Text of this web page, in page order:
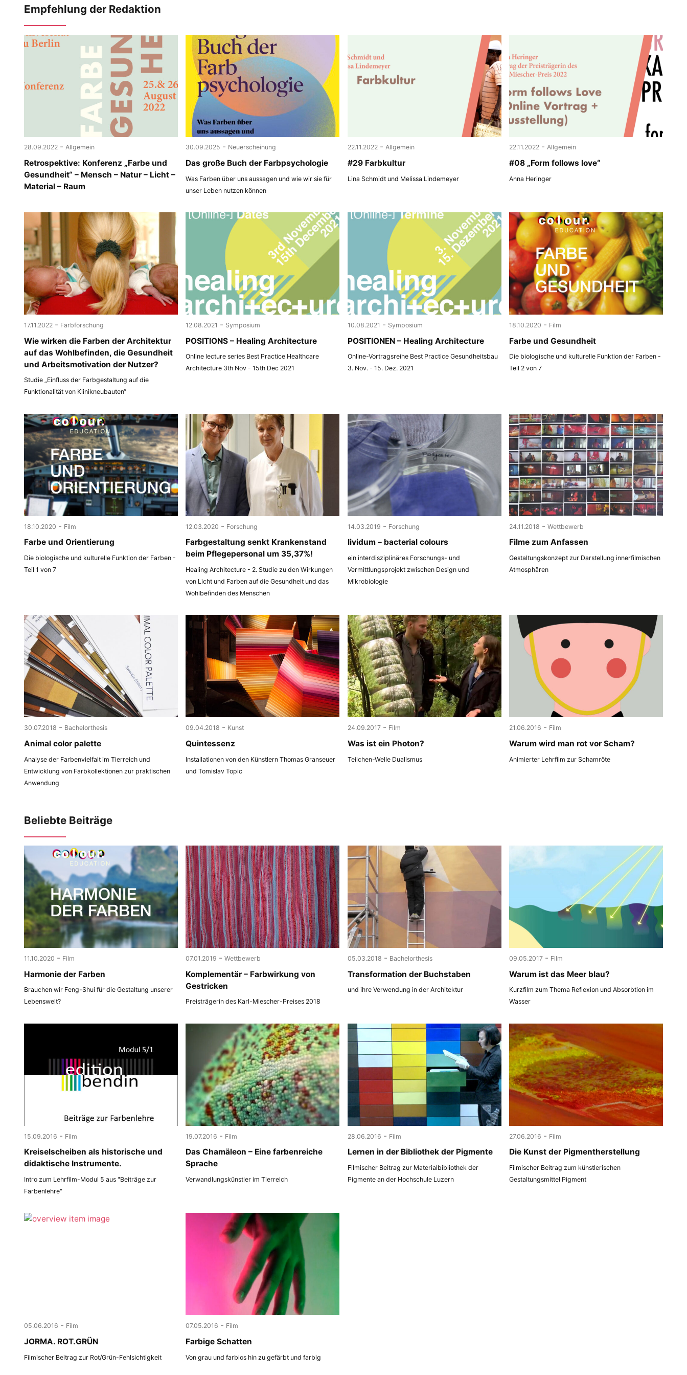
Empfehlung der Redaktion
28.09.2022 - Allgemein
Retrospektive: Konferenz „Farbe und
Gesundheit“ – Mensch – Natur – Licht –
Material – Raum
30.09.2025 - Neuerscheinung
Das große Buch der Farbpsychologie
Was Farben über uns aussagen und wie wir sie für
unser Leben nutzen können
22.11.2022 - Allgemein
#29 Farbkultur
Lina Schmidt und Melissa Lindemeyer
22.11.2022 - Allgemein
#08 „Form follows love“
Anna Heringer
17.11.2022 - Farbforschung
Wie wirken die Farben der Architektur
auf das Wohlbefinden, die Gesundheit
und Arbeitsmotivation der Nutzer?
Studie „Einfluss der Farbgestaltung auf die
Funktionalität von Klinikneubauten“
12.08.2021 - Symposium
POSITIONS – Healing Architecture
Online lecture series Best Practice Healthcare
Architecture 3th Nov - 15th Dec 2021
10.08.2021 - Symposium
POSITIONEN – Healing Architecture
Online-Vortragsreihe Best Practice Gesundheitsbau
3. Nov. - 15. Dez. 2021
18.10.2020 - Film
Farbe und Gesundheit
Die biologische und kulturelle Funktion der Farben -
Teil 2 von 7
18.10.2020 - Film
Farbe und Orientierung
Die biologische und kulturelle Funktion der Farben -
Teil 1 von 7
12.03.2020 - Forschung
Farbgestaltung senkt Krankenstand
beim Pflegepersonal um 35,37%!
Healing Architecture - 2. Studie zu den Wirkungen
von Licht und Farben auf die Gesundheit und das
Wohlbefinden des Menschen
14.03.2019 - Forschung
lividum – bacterial colours
ein interdisziplinäres Forschungs- und
Vermittlungsprojekt zwischen Design und
Mikrobiologie
24.11.2018 - Wettbewerb
Filme zum Anfassen
Gestaltungskonzept zur Darstellung innerfilmischen
Atmosphären
30.07.2018 - Bachelorthesis
Animal color palette
Analyse der Farbenvielfalt im Tierreich und
Entwicklung von Farbkollektionen zur praktischen
Anwendung
09.04.2018 - Kunst
Quintessenz
Installationen von den Künstlern Thomas Granseuer
und Tomislav Topic
24.09.2017 - Film
Was ist ein Photon?
Teilchen-Welle Dualismus
21.06.2016 - Film
Warum wird man rot vor Scham?
Animierter Lehrfilm zur Schamröte
Beliebte Beiträge
11.10.2020 - Film
Harmonie der Farben
Brauchen wir Feng-Shui für die Gestaltung unserer
Lebenswelt?
07.01.2019 - Wettbewerb
Komplementär – Farbwirkung von
Gestricken
Preisträgerin des Karl-Miescher-Preises 2018
05.03.2018 - Bachelorthesis
Transformation der Buchstaben
und ihre Verwendung in der Architektur
09.05.2017 - Film
Warum ist das Meer blau?
Kurzfilm zum Thema Reflexion und Absorbtion im
Wasser
15.09.2016 - Film
Kreiselscheiben als historische und
didaktische Instrumente.
Intro zum Lehrfilm-Modul 5 aus "Beiträge zur
Farbenlehre"
19.07.2016 - Film
Das Chamäleon – Eine farbenreiche
Sprache
Verwandlungskünstler im Tierreich
28.06.2016 - Film
Lernen in der Bibliothek der Pigmente
Filmischer Beitrag zur Materialbibliothek der
Pigmente an der Hochschule Luzern
27.06.2016 - Film
Die Kunst der Pigmentherstellung
Filmischer Beitrag zum künstlerischen
Gestaltungsmittel Pigment
05.06.2016 - Film
JORMA. ROT.GRÜN
Filmischer Beitrag zur Rot/Grün-Fehlsichtigkeit
07.05.2016 - Film
Farbige Schatten
Von grau und farblos hin zu gefärbt und farbig